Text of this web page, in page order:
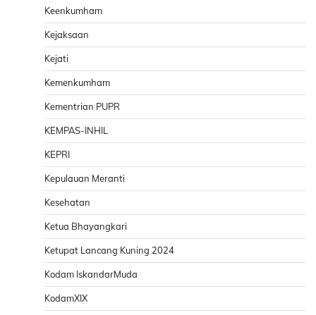
Keenkumham
Kejaksaan
Kejati
Kemenkumham
Kementrian PUPR
KEMPAS-INHIL
KEPRI
Kepulauan Meranti
Kesehatan
Ketua Bhayangkari
Ketupat Lancang Kuning 2024
Kodam IskandarMuda
KodamXIX